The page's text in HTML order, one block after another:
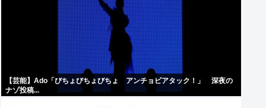
【芸能】Ado「びちょびちょびちょ アンチョビアタック！」 深夜の
ナゾ投稿...